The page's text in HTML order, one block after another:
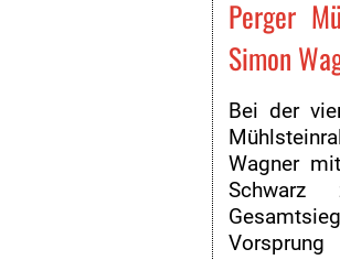
Perger
Simon
Bei der
Wagner